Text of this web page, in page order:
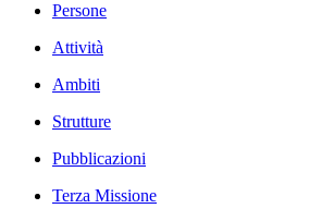
Persone
Attività
Ambiti
Strutture
Pubblicazioni
Terza Missione